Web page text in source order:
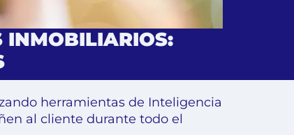
INMOBILIARIOS:
herramientas de Inteligencia
al cliente durante todo el